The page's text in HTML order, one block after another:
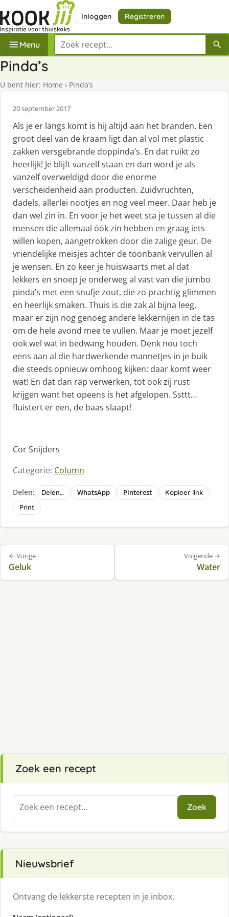
Inloggen Registreren
Menu Zoek een recept
Pinda’s
U bent hier: Home › Pinda’s
20 september 2017
Als je er langs komt is hij altijd aan het branden. Een
groot deel van de kraam ligt dan al vol met plastic
zakken versgebrande doppinda’s. En dat ruikt zo
heerlijk! Je blijft vanzelf staan en dan word je als
vanzelf overweldigd door die enorme
verscheidenheid aan producten. Zuidvruchten,
dadels, allerlei nootjes en nog veel meer. Daar heb je
dan wel zin in. En voor je het weet sta je tussen al die
mensen die allemaal óók zin hebben en graag iets
willen kopen, aangetrokken door die zalige geur. De
vriendelijke meisjes achter de toonbank vervullen al
je wensen. En zo keer je huiswaarts met al dat
lekkers en snoep je onderweg al vast van die jumbo
pinda’s met een snufje zout, die zo prachtig glimmen
en heerlijk smaken. Thuis is die zak al bijna leeg,
maar er zijn nog genoeg andere lekkernijen in de tas
om de hele avond mee te vullen. Maar je moet jezelf
ook wel wat in bedwang houden. Denk nou toch
eens aan al die hardwerkende mannetjes in je buik
die steeds opnieuw omhoog kijken: daar komt weer
wat! En dat dan rap verwerken, tot ook zij rust
krijgen want het opeens is het afgelopen. Ssttt…
fluistert er een, de baas slaapt!
Cor Snijders
Categorie: Column
Delen: Delen… WhatsApp Pinterest
Kopieer link
Print
Bericht
navigatie
← Vorige
Geluk
Volgende →
Water
Zoek een recept
Zoeken
naar:
Zoek
Nieuwsbrief
Ontvang de lekkerste recepten in je inbox.